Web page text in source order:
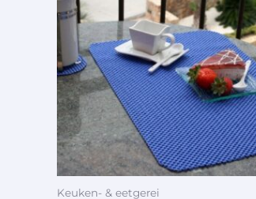
Keuken- & eetgerei